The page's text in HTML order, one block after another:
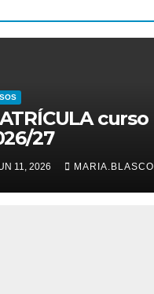
curso
27
11, 2026 MARIA.BLASCO